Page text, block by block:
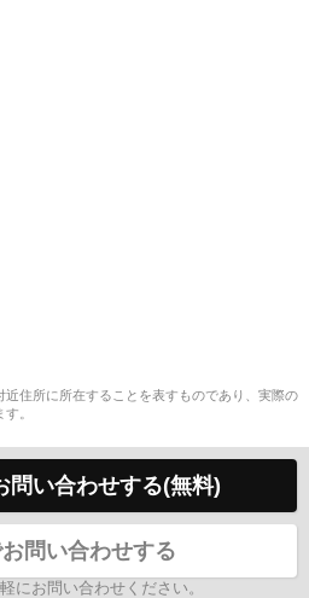
住所に所在することを表すものであり、実際の
。
問い合わせする(無料)
問い合わせする
にお問い合わせください。